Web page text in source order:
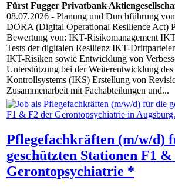
Fürst Fugger Privatbank
08.07.2026 - Planung und Durchführung
DORA (Digital Operational Resilience Act)
Bewertung von: IKT-Risikomanagement
Tests der digitalen Resilienz IKT-
IKT-Risiken sowie Entwicklung von
Unterstützung bei der Weiterentwicklung
Kontrollsystems (IKS) Erstellung von
Zusammenarbeit mit Fachabteilungen und...
Pflegefachkräften (m/w/d)
geschützten Stationen F1
Gerontopsychiatrie *